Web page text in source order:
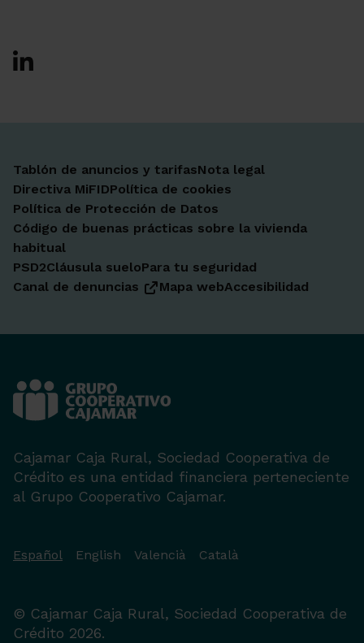
Ir a Facebook
Ir a X-twitter
Ir a Instagram
Ir a Linkedin
Ir a Youtube
Ir a Blogger
Ir a Vimeo
Tablón de anuncios y tarifasNota legal
Directiva MiFIDPolítica de cookies
Política de Protección de Datos
Código de buenas prácticas sobre la vivienda
habitual
PSD2Cláusula sueloPara tu seguridad
Canal de denuncias
Mapa webAccesibilidad
Cajamar Caja Rural, Sociedad Cooperativa de
Crédito es una entidad financiera perteneciente
al Grupo Cooperativo Cajamar.
Español English Valencià Català
© Cajamar Caja Rural, Sociedad Cooperativa de
Crédito 2026.